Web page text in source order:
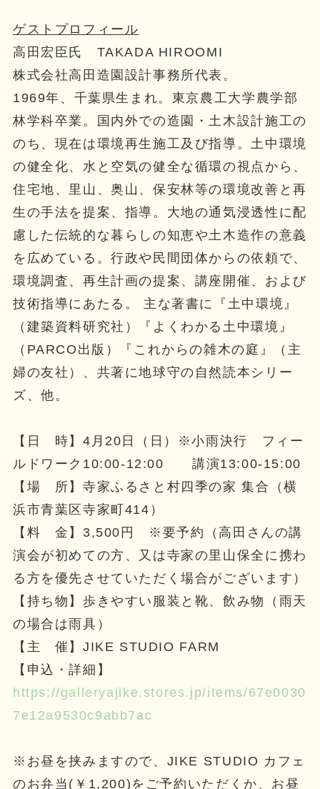
ゲストプロフィール
高田宏臣氏 TAKADA HIROOMI
株式会社高田造園設計事務所代表。
1969年、千葉県生まれ。東京農工大学農学部
林学科卒業。国内外での造園・土木設計施工の
のち、現在は環境再生施工及び指導。土中環境
の健全化、水と空気の健全な循環の視点から、
住宅地、里山、奥山、保安林等の環境改善と再
生の手法を提案、指導。大地の通気浸透性に配
慮した伝統的な暮らしの知恵や土木造作の意義
を広めている。行政や民間団体からの依頼で、
環境調査、再生計画の提案、講座開催、および
技術指導にあたる。 主な著書に『土中環境』
（建築資料研究社）『よくわかる土中環境』
（PARCO出版）『これからの雑木の庭』（主
婦の友社）、共著に地球守の自然読本シリー
ズ、他。
【日 時】4月20日（日）※小雨決行 フィー
ルドワーク10:00-12:00 講演13:00-15:00
【場 所】寺家ふるさと村四季の家 集合（横
浜市青葉区寺家町414）
【料 金】3,500円 ※要予約（高田さんの講
演会が初めての方、又は寺家の里山保全に携わ
る方を優先させていただく場合がございます）
【持ち物】歩きやすい服装と靴、飲み物（雨天
の場合は雨具）
【主 催】JIKE STUDIO FARM
【申込・詳細】
https://galleryajike.stores.jp/items/67e0030
7e12a9530c9abb7ac
※お昼を挟みますので、JIKE STUDIO カフェ
のお弁当(￥1,200)をご予約いただくか、お昼